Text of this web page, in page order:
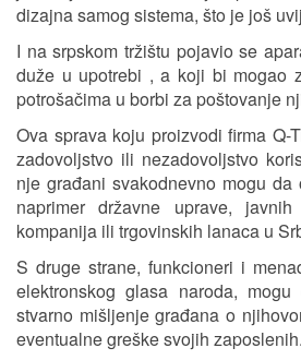
dizajna samog sistema, što je još
I na srpskom tržištu pojavio se
duže u upotrebi , a koji bi mogao
potrošačima u borbi za poštovanje
Ova sprava koju proizvodi firma Q-
zadovoljstvo ili nezadovoljstvo
nje građani svakodnevno mogu
naprimer državne uprave, javnih
kompanija ili trgovinskih lanaca u
S druge strane, funkcioneri i
elektronskog glasa naroda,
stvarno mišljenje građana o
eventualne greške svojih zaposlenih.